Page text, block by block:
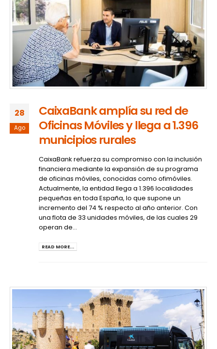
28
Ago
CaixaBank amplía su red de
Oficinas Móviles y llega a 1.396
municipios rurales
CaixaBank refuerza su compromiso con la inclusión
financiera mediante la expansión de su programa
de oficinas móviles, conocidas como ofimóviles.
Actualmente, la entidad llega a 1.396 localidades
pequeñas en toda España, lo que supone un
incremento del 74 % respecto al año anterior. Con
una flota de 33 unidades móviles, de las cuales 29
operan de...
READ MORE...